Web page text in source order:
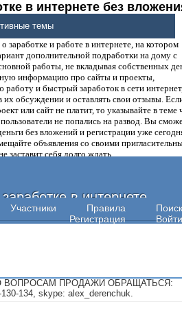
в интернете без
денег.
и работе в интернете, на котором
дополнительной подработки на дому с
работы, не вкладывая собственных
информацию про сайты и проекты,
и быстрый заработок в сети
их обсуждении и оставлять свои отзывы.
или сайт не платит, то указывайте в теме
не попались на развод. Вы
без вложений и регистрации уже
объявления со своими
заставит себя долго ждать.
в интернете
Участники Правила
Поиск
Регистрация
Войти
темы
ВОПРОСАМ ПРОДАЖИ ОБРАЩАТЬСЯ:
134, skype: alex_derenchuk.